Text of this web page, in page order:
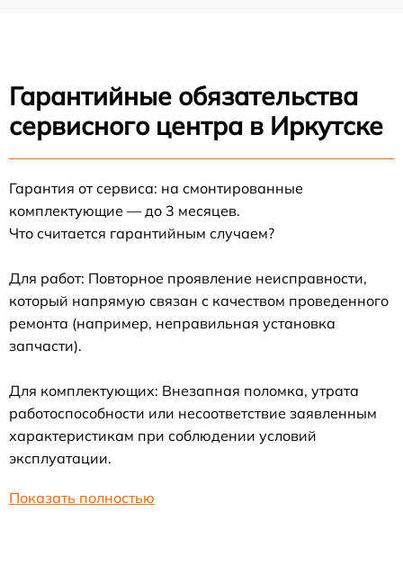
Гарантийные обязательства
сервисного центра в Иркутске
Гарантия от сервиса: на смонтированные
комплектующие — до 3 месяцев.
Что считается гарантийным случаем?
Для работ: Повторное проявление неисправности,
который напрямую связан с качеством проведенного
ремонта (например, неправильная установка
запчасти).
Для комплектующих: Внезапная поломка, утрата
работоспособности или несоответствие заявленным
характеристикам при соблюдении условий
эксплуатации.
Показать полностью